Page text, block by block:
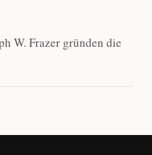
W. Frazer gründen die